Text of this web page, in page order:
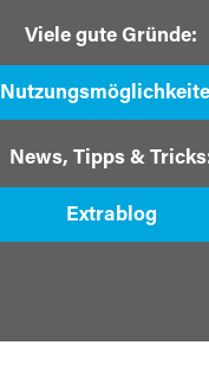
Viele gute Gründe:
News, Tipps &
Extrablog